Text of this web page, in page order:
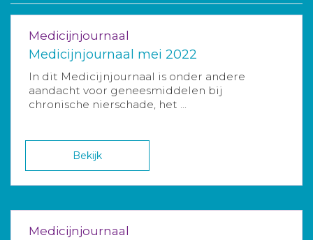
Medicijnjournaal
Medicijnjournaal mei 2022
In dit Medicijnjournaal is onder andere
aandacht voor geneesmiddelen bij
chronische nierschade, het ...
Bekijk
Medicijnjournaal